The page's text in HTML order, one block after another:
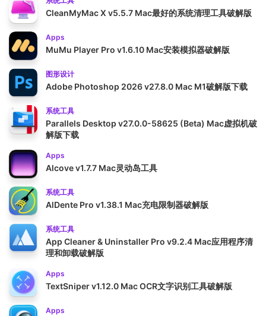
CleanMyMac X v5.5.7 Mac最好的系统清理工具破解版
Apps
MuMu Player Pro v1.6.10 Mac安装模拟器破解版
图形设计
Adobe Photoshop 2026 v27.8.0 Mac M1破解版下载
系统工具
Parallels Desktop v27.0.0-58625 (Beta) Mac虚拟机破
解版下载
Apps
Alcove v1.7.7 Mac灵动岛工具
系统工具
AlDente Pro v1.38.1 Mac充电限制器破解版
系统工具
App Cleaner & Uninstaller Pro v9.2.4 Mac应用程序清
理和卸载破解版
Apps
TextSniper v1.12.0 Mac OCR文字识别工具破解版
Apps